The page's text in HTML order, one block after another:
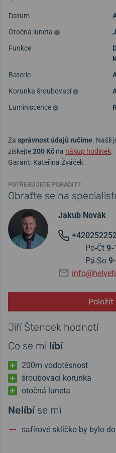
Datum
Otočná luneta
Funkce
Baterie
Korunka šroubovací
Luminiscence
Za správnost údajů ručíme. Našli
získejte200 Kč na nákup hodinek.
Garant: Kateřina Žváček
POTŘEBUJETE PORADIT?
Obraťte se na
Jakub Novák
Po-Čt 9-
Pá-So
Položit
Jiří Štencek hodnotí
Co se mi líbí
200m vodotěsnost
šroubovací korunka
otočná luneta
Nelíbíse mi
safírové sklíčko by bylo